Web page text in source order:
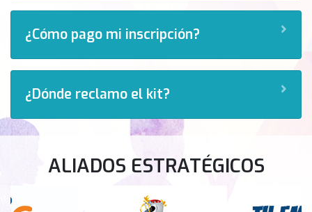
¿Cómo pago mi inscripción? ›
¿Dónde reclamo el kit? ›
ALIADOS ESTRATÉGICOS